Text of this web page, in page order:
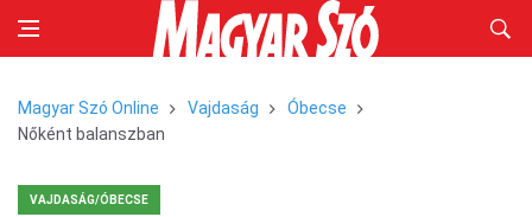
Magyar Szó Online Vajdaság
Óbecse
Nőként balanszban
VAJDASÁG/ÓBECSE